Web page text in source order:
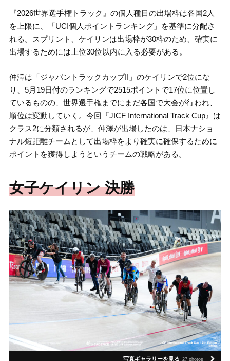
『2026世界選手権トラック』の個人種目の出場枠は各国2人
を上限に、「UCI個人ポイントランキング」を基準に分配さ
れる。スプリント、ケイリンは出場枠が30枠のため、確実に
出場するためには上位30位以内に入る必要がある。
仲澤は「ジャパントラックカップII」のケイリンで2位にな
り、5月19日付のランキングで2515ポイントで17位に位置し
ているものの、世界選手権までにまだ各国で大会が行われ、
順位は変動していく。今回『JICF International Track Cup』は
クラス2に分類されるが、仲澤が出場したのは、日本ナショ
ナル短距離チームとして出場枠をより確実に確保するために
ポイントを獲得しようというチームの戦略がある。
女子ケイリン 決勝
写真ギャラリーを見る 27 photos